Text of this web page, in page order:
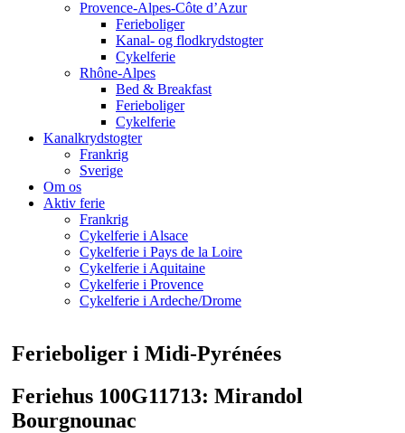
Provence-Alpes-Côte d’Azur
Ferieboliger
Kanal- og flodkrydstogter
Cykelferie
Rhône-Alpes
Bed & Breakfast
Ferieboliger
Cykelferie
Kanalkrydstogter
Frankrig
Sverige
Om os
Aktiv ferie
Frankrig
Cykelferie i Alsace
Cykelferie i Pays de la Loire
Cykelferie i Aquitaine
Cykelferie i Provence
Cykelferie i Ardeche/Drome
Ferieboliger i Midi-Pyrénées
Feriehus 100G11713: Mirandol
Bourgnounac